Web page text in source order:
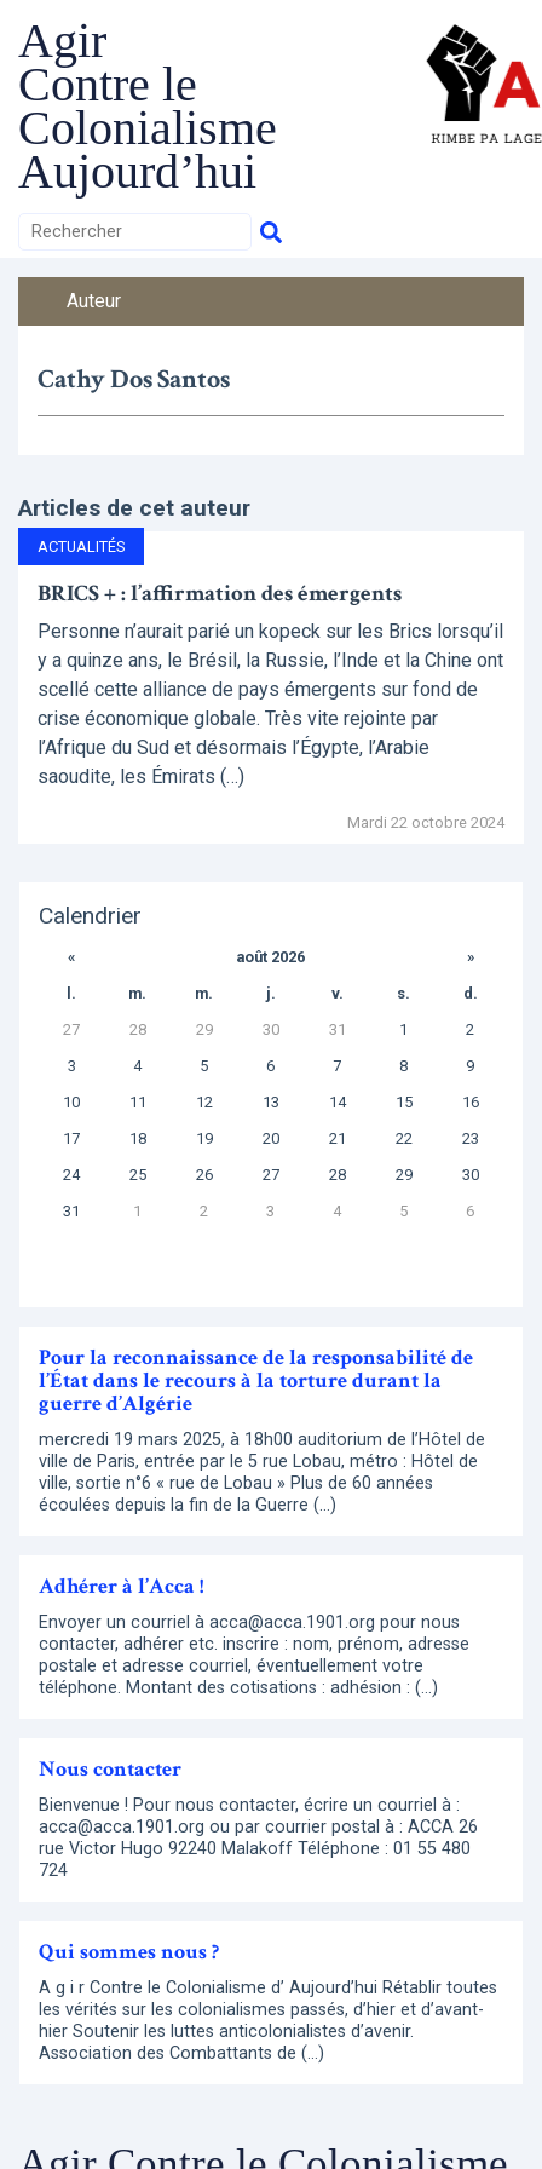
Agir
Contre le
Colonialisme
Aujourd’hui
Auteur
Cathy Dos Santos
Articles de cet auteur
ACTUALITÉS
BRICS + : l’affirmation des émergents
Personne n’aurait parié un kopeck sur les Brics lorsqu’il
y a quinze ans, le Brésil, la Russie, l’Inde et la Chine ont
scellé cette alliance de pays émergents sur fond de
crise économique globale. Très vite rejointe par
l’Afrique du Sud et désormais l’Égypte, l’Arabie
saoudite, les Émirats (…)
Mardi 22 octobre 2024
Calendrier
« août 2026
»
l.
m. m. j. v. s.
d.
27
28 29 30 31 1
2
3
4 5 6 7 8
9
10
11 12 13 14 15
16
17
18 19 20 21 22
23
24
25 26 27 28 29
30
31
1 2 3 4 5 6
Pour la reconnaissance de la responsabilité de
l’État dans le recours à la torture durant la
guerre d’Algérie
mercredi 19 mars 2025, à 18h00 auditorium de l’Hôtel de
ville de Paris, entrée par le 5 rue Lobau, métro : Hôtel de
ville, sortie n°6 « rue de Lobau » Plus de 60 années
écoulées depuis la fin de la Guerre (…)
Adhérer à l’Acca !
Envoyer un courriel à acca@acca.1901.org pour nous
contacter, adhérer etc. inscrire : nom, prénom, adresse
postale et adresse courriel, éventuellement votre
téléphone. Montant des cotisations : adhésion : (…)
Nous contacter
Bienvenue ! Pour nous contacter, écrire un courriel à :
acca@acca.1901.org ou par courrier postal à : ACCA 26
rue Victor Hugo 92240 Malakoff Téléphone : 01 55 480
724
Qui sommes nous ?
A g i r Contre le Colonialisme d’ Aujourd’hui Rétablir toutes
les vérités sur les colonialismes passés, d’hier et d’avant-
hier Soutenir les luttes anticolonialistes d’avenir.
Association des Combattants de (…)